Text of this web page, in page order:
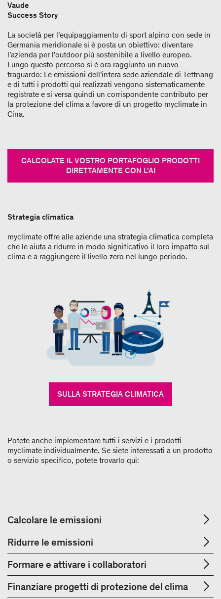
Vaude
Success Story
La società per l’equipaggiamento di sport alpino con sede in
Germania meridionale si è posta un obiettivo: diventare
l’azienda per l’outdoor più sostenibile a livello europeo.
Lungo questo percorso si è ora raggiunto un nuovo
traguardo: Le emissioni dell’intera sede aziendale di Tettnang
e di tutti i prodotti qui realizzati vengono sistematicamente
registrate e si versa quindi un corrispondente contributo per
la protezione del clima a favore di un progetto myclimate in
Cina.
CALCOLATE IL VOSTRO PORTAFOGLIO PRODOTTI
DIRETTAMENTE CON L'AI
Strategia climatica
myclimate offre alle aziende una strategia climatica completa
che le aiuta a ridurre in modo significativo il loro impatto sul
clima e a raggiungere il livello zero nel lungo periodo.
SULLA STRATEGIA CLIMATICA
Potete anche implementare tutti i servizi e i prodotti
myclimate individualmente. Se siete interessati a un prodotto
o servizio specifico, potete trovarlo qui:
Calcolare le emissioni
Ridurre le emissioni
Formare e attivare i collaboratori
Finanziare progetti di protezione del clima